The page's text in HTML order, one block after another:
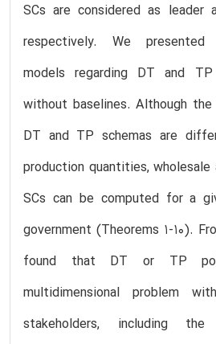
SCs are considered as leader
respectively. We presented
models regarding DT and
without baselines. Although
DT and TP schemas are
production quantities,
SCs can be computed for a
government (Theorems 1-10).
found that DT or TP
multidimensional problem
stakeholders, including the